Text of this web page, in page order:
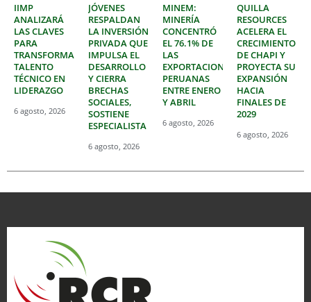
IIMP
ANALIZARÁ
LAS CLAVES
PARA
TRANSFORMAR
TALENTO
TÉCNICO EN
LIDERAZGO
6 agosto, 2026
JÓVENES
RESPALDAN
LA INVERSIÓN
PRIVADA QUE
IMPULSA EL
DESARROLLO
Y CIERRA
BRECHAS
SOCIALES,
SOSTIENE
ESPECIALISTA
6 agosto, 2026
MINEM:
MINERÍA
CONCENTRÓ
EL 76.1% DE
LAS
EXPORTACIONES
PERUANAS
ENTRE ENERO
Y ABRIL
6 agosto, 2026
QUILLA
RESOURCES
ACELERA EL
CRECIMIENTO
DE CHAPI Y
PROYECTA SU
EXPANSIÓN
HACIA
FINALES DE
2029
6 agosto, 2026